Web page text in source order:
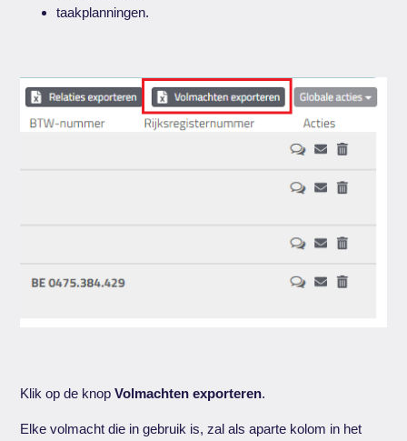
taakplanningen.
Klik op de knopVolmachten exporteren.
Elke volmacht die in gebruik is, zal als aparte kolom in het